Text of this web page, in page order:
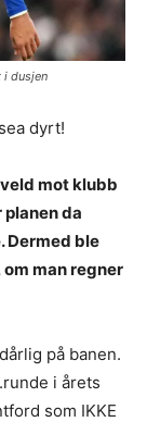
i dusjen
dyrt!
mot klubb
da
Dermed ble
man regner
på banen.
i årets
som IKKE